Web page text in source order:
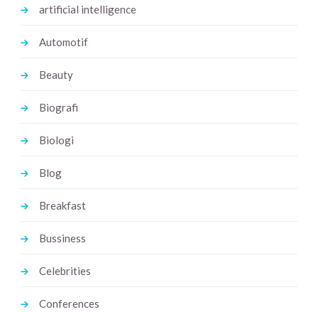
artificial intelligence
Automotif
Beauty
Biografi
Biologi
Blog
Breakfast
Bussiness
Celebrities
Conferences